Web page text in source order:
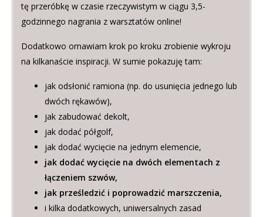
tę przeróbkę w czasie rzeczywistym w ciągu 3,5-
godzinnego nagrania z warsztatów online!
Dodatkowo omawiam krok po kroku zrobienie wykroju
na kilkanaście inspiracji. W sumie pokazuję tam:
jak odsłonić ramiona (np. do usunięcia jednego lub
dwóch rękawów),
jak zabudować dekolt,
jak dodać półgolf,
jak dodać wycięcie na jednym elemencie,
jak dodać wycięcie na dwóch elementach z
łączeniem szwów,
jak prześledzić i poprowadzić marszczenia,
i kilka dodatkowych, uniwersalnych zasad